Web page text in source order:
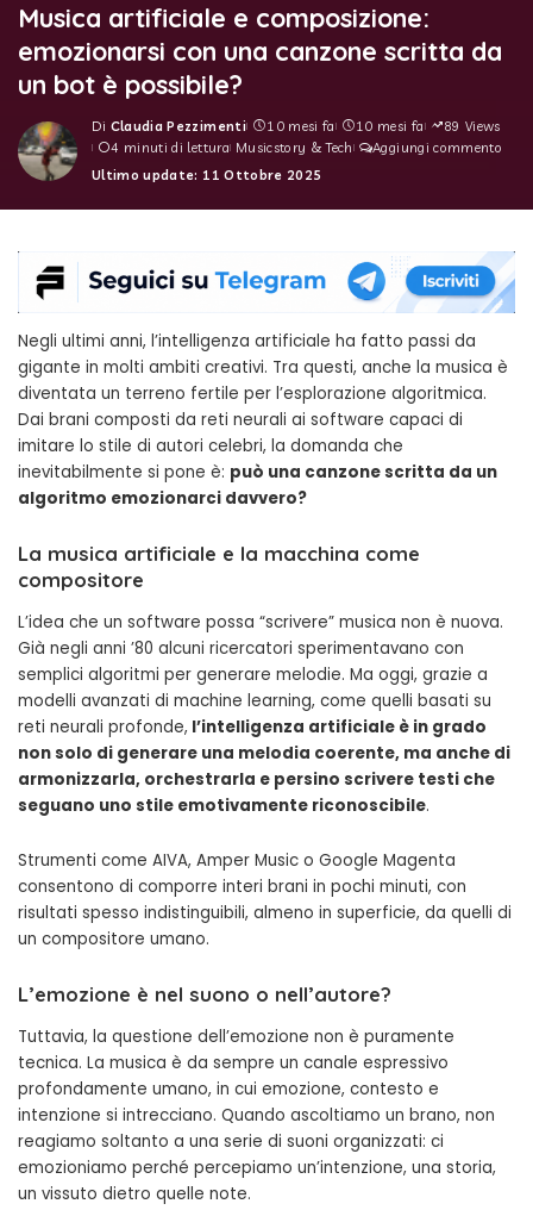
Musica artificiale e composizione:
emozionarsi con una canzone scritta da
un bot è possibile?
Posted
by
Di Claudia Pezzimenti 10 mesi fa 10 mesi fa
89 Views
4 minuti di lettura Musicstory & Tech
Aggiungi commento
Ultimo update: 11 Ottobre 2025
Negli ultimi anni, l’intelligenza artificiale ha fatto passi da
gigante in molti ambiti creativi. Tra questi, anche la musica è
diventata un terreno fertile per l’esplorazione algoritmica.
Dai brani composti da reti neurali ai software capaci di
imitare lo stile di autori celebri, la domanda che
inevitabilmente si pone è: può una canzone scritta da un
algoritmo emozionarci davvero?
La musica artificiale e la macchina come
compositore
L’idea che un software possa “scrivere” musica non è nuova.
Già negli anni ’80 alcuni ricercatori sperimentavano con
semplici algoritmi per generare melodie. Ma oggi, grazie a
modelli avanzati di machine learning, come quelli basati su
reti neurali profonde, l’intelligenza artificiale è in grado
non solo di generare una melodia coerente, ma anche di
armonizzarla, orchestrarla e persino scrivere testi che
seguano uno stile emotivamente riconoscibile.
Strumenti come AIVA, Amper Music o Google Magenta
consentono di comporre interi brani in pochi minuti, con
risultati spesso indistinguibili, almeno in superficie, da quelli di
un compositore umano.
L’emozione è nel suono o nell’autore?
Tuttavia, la questione dell’emozione non è puramente
tecnica. La musica è da sempre un canale espressivo
profondamente umano, in cui emozione, contesto e
intenzione si intrecciano. Quando ascoltiamo un brano, non
reagiamo soltanto a una serie di suoni organizzati: ci
emozioniamo perché percepiamo un’intenzione, una storia,
un vissuto dietro quelle note.